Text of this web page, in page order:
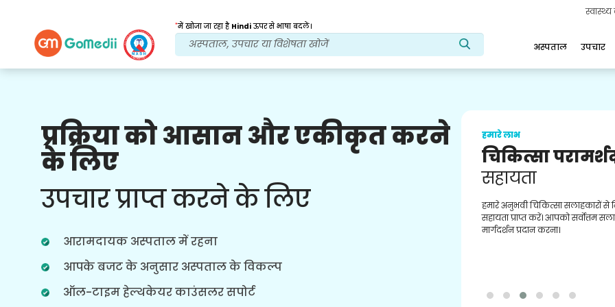
*में खोजा जा रहा है Hindiऊपर से भाषा बदलें।
अस्पताल उपचार
प्रक्रिया को आसान और एकीकृत करने
के लिए
उपचार प्राप्त करने के लिए
आरामदायक अस्पताल में रहना
आपके बजट के अनुसार अस्पताल के विकल्प
ऑल-टाइम हेल्थकेयर काउंसलर सपोर्ट
हमारे लाभ
इलाज के बाद
देखभाल
हर समय आपकी समस्याओं का समाधान करने
जरूरतों पर नियमित अपडेट।
हमारे लाभ
चिकित्सा
सहायता
हमारे अनुभवी चिकित्सा सलाहकारों से
सहायता प्राप्त करें। आपको सर्वोत्तम
मार्गदर्शन प्रदान करना।